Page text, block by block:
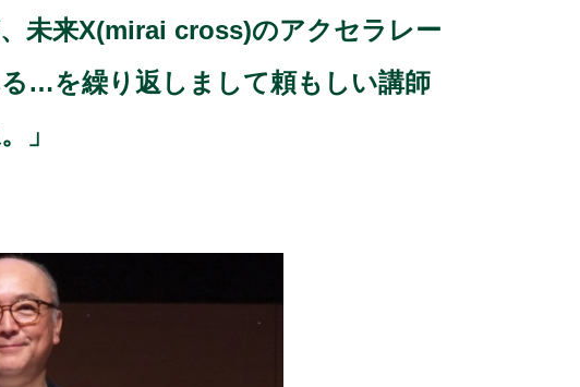
未来X(mirai cross)のアクセラレー
…を繰り返しまして頼もしい講師
」